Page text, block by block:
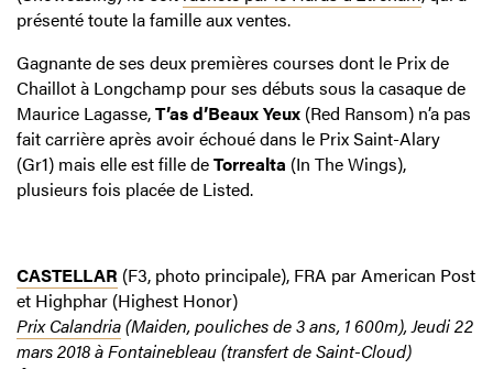
présenté toute la famille aux ventes.
Gagnante de ses deux premières courses dont le Prix de
Chaillot à Longchamp pour ses débuts sous la casaque de
Maurice Lagasse,T’as d’Beaux Yeux (Red Ransom) n’a pas
fait carrière après avoir échoué dans le Prix Saint-Alary
(Gr1) mais elle est fille deTorrealta (In The Wings),
plusieurs fois placée de Listed.
CASTELLAR (F3, photo principale), FRA par American Post
et Highphar (Highest Honor)
Prix Calandria(Maiden, pouliches de 3 ans, 1 600m), Jeudi 22
mars 2018 à Fontainebleau (transfert de Saint-Cloud)